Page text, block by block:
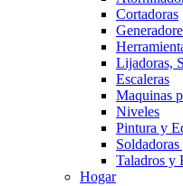
Cortadoras
Lijadoras,
Escaleras
Maquinas
Niveles
Pintura y
Taladros y
Hogar